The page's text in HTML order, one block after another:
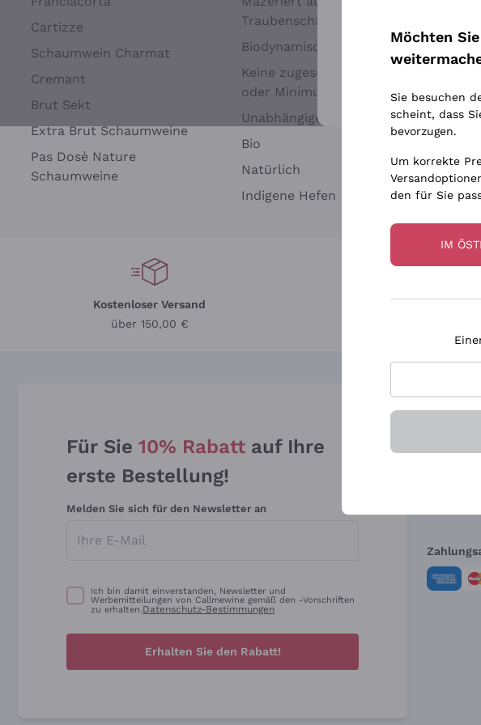
Cartizze
Schaumwein Charmat
Cremant
Brut Sekt
Extra Brut Schaumweine
Pas Dosè Nature
Schaumweine
Traubenschalen
Biodynamisch
Keine zugesetzten Sulfite
oder Minimum
Unabhängige Weinbauern
Bio
Natürlich
Indigene Hefen
Ca'
Kostenloser Versand
über 150,00 €
Für Sie 10% Rabatt auf Ihre
erste Bestellung!
Melden Sie sich für den Newsletter an
Ich bin damit einverstanden, Newsletter und
Werbemitteilungen von Callmewine gemäß den -Vorschriften
zu erhalten.Datenschutz-Bestimmungen
Erhalten Sie den Rabatt!
Die Firma
Weitere Informationen
Möchten
Sie besuchen
scheint, dass
bevorzugen.
Um korrekte
den für Sie
IM